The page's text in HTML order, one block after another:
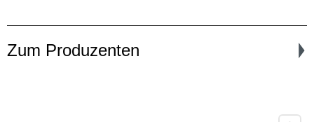
Zum Produzenten